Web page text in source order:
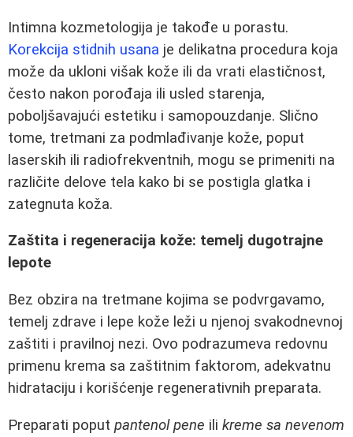
Intimna kozmetologija je takođe u porastu.
Korekcija stidnih usana je delikatna procedura koja
može da ukloni višak kože ili da vrati elastičnost,
često nakon porođaja ili usled starenja,
poboljšavajući estetiku i samopouzdanje. Slično
tome, tretmani za podmlađivanje kože, poput
laserskih ili radiofrekventnih, mogu se primeniti na
različite delove tela kako bi se postigla glatka i
zategnuta koža.
Zaštita i regeneracija kože: temelj dugotrajne
lepote
Bez obzira na tretmane kojima se podvrgavamo,
temelj zdrave i lepe kože leži u njenoj svakodnevnoj
zaštiti i pravilnoj nezi. Ovo podrazumeva redovnu
primenu krema sa zaštitnim faktorom, adekvatnu
hidrataciju i korišćenje regenerativnih preparata.
Preparati poput pantenol pene ili kreme sa nevenom